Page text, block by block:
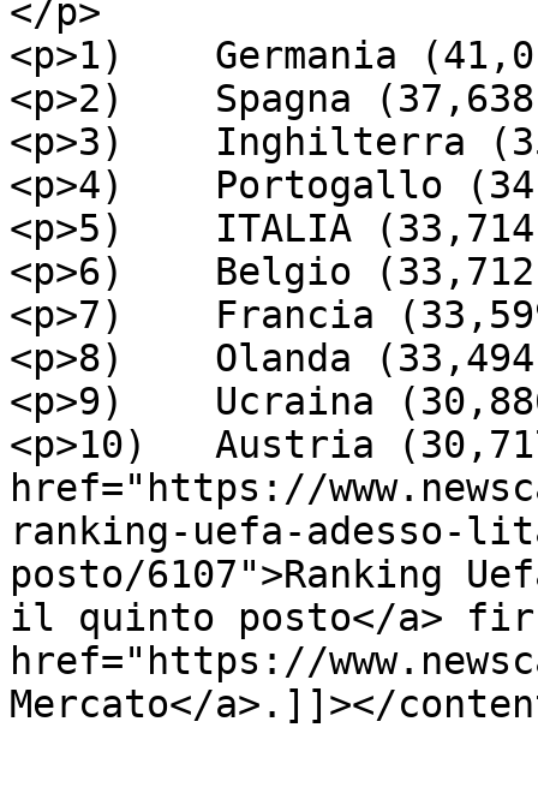
</p>
<p>1)    Germania
<p>2)    Spagna
<p>3)    Inghilterra
<p>4)    Portogallo
<p>5)    ITALIA
<p>6)    Belgio
<p>7)    Francia
<p>8)    Olanda
<p>9)    Ucraina
<p>10)   Austria
href="https://
ranking-uefa-adesso-
posto/6107">Ranking
il quinto posto</a>
href="https://
Mercato</a>.]]></